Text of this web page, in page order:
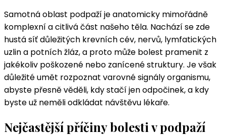
Samotná oblast podpaží je anatomicky mimořádně
komplexní a citlivá část našeho těla. Nachází se zde
hustá síť důležitých krevních cév, nervů, lymfatických
uzlin a potních žláz, a proto může bolest pramenit z
jakékoliv poškozené nebo zanícené struktury. Je však
důležité umět rozpoznat varovné signály organismu,
abyste přesně věděli, kdy stačí jen odpočinek, a kdy
byste už neměli odkládat návštěvu lékaře.
Nejčastější příčiny bolesti v podpaží